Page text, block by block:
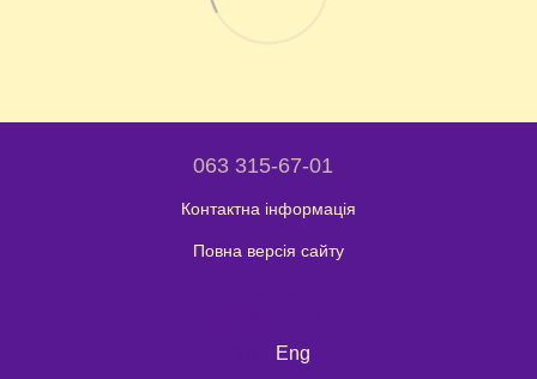
063 315-67-01
Контактна інформація
Повна версія сайту
Eng